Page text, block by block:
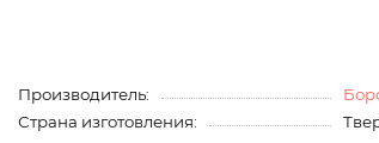
Производитель:
Страна изготовления: